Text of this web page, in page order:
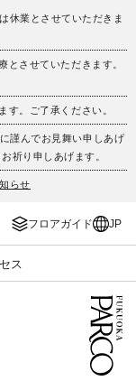
休業とさせていただきま
とさせていただきます。
す。ご了承ください。
謹んでお見舞い申しあげ
祈り申しあげます。
らせ
フロアガイド JP
ス